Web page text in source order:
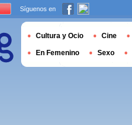
Síguenos en
Cultura y Ocio Cine
En Femenino Sexo